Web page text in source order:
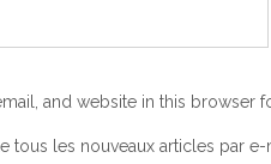
and website in this browser
tous les nouveaux articles par e-